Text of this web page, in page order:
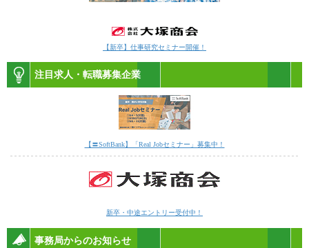
【新卒】仕事研究セミナー開催！
注目求人・転職募集企業
【〓SoftBank】「Real Jobセミナー」募集中！
新卒・中途エントリー受付中！
事務局からのお知らせ